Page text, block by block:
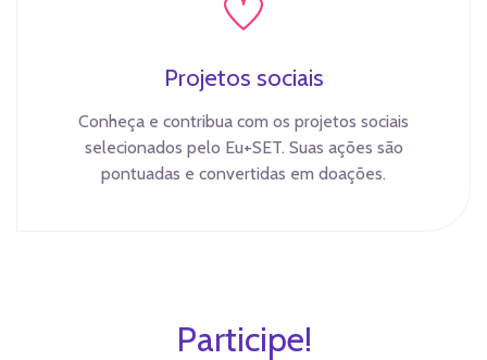
Projetos sociais
Conheça e contribua com os projetos sociais
selecionados pelo Eu+SET. Suas ações são
pontuadas e convertidas em doações.
Participe!